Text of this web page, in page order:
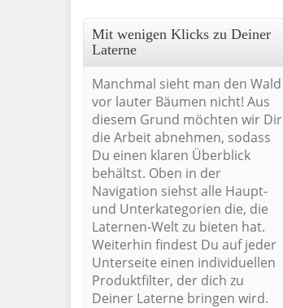
Mit wenigen Klicks zu Deiner
Laterne
Manchmal sieht man den Wald
vor lauter Bäumen nicht! Aus
diesem Grund möchten wir Dir
die Arbeit abnehmen, sodass
Du einen klaren Überblick
behältst. Oben in der
Navigation siehst alle Haupt-
und Unterkategorien die, die
Laternen-Welt zu bieten hat.
Weiterhin findest Du auf jeder
Unterseite einen individuellen
Produktfilter, der dich zu
Deiner Laterne bringen wird.